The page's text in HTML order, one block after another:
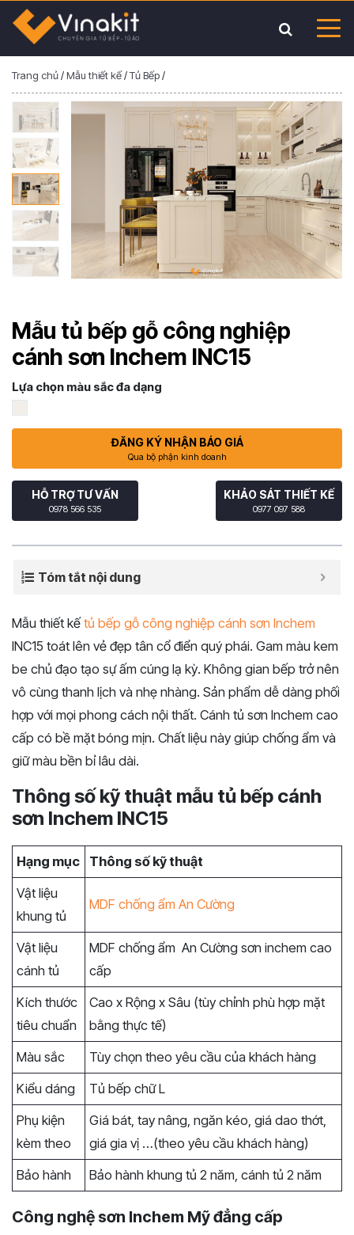
Trang chủ/Mẫu thiết kế/Tủ Bếp/
Mẫu tủ bếp gỗ công nghiệp
cánh sơn Inchem INC15
Lựa chọn màu sắc đa dạng
ĐĂNG KÝ NHẬN BÁO GIÁ
Qua bộ phận kinh doanh
HỖ TRỢ TƯ VẤN
0978 566 535
KHẢO SÁT THIẾT KẾ
0977 097 588
Tóm tắt nội dung
Mẫu thiết kế tủ bếp gỗ công nghiệp cánh sơn Inchem
INC15 toát lên vẻ đẹp tân cổ điển quý phái. Gam màu kem
be chủ đạo tạo sự ấm cúng lạ kỳ. Không gian bếp trở nên
vô cùng thanh lịch và nhẹ nhàng. Sản phẩm dễ dàng phối
hợp với mọi phong cách nội thất. Cánh tủ sơn Inchem cao
cấp có bề mặt bóng mịn. Chất liệu này giúp chống ẩm và
giữ màu bền bỉ lâu dài.
Thông số kỹ thuật mẫu tủ bếp cánh
sơn Inchem INC15
Hạng mục
Thông số kỹ thuật
Vật liệu
khung tủ
MDF chống ẩm An Cường
Vật liệu
cánh tủ
MDF chống ẩm An Cường sơn inchem cao
cấp
Kích thước
tiêu chuẩn
Cao x Rộng x Sâu (tùy chỉnh phù hợp mặt
bằng thực tế)
Màu sắc
Tùy chọn theo yêu cầu của khách hàng
Kiểu dáng
Tủ bếp chữ L
Phụ kiện
kèm theo
Giá bát, tay nâng, ngăn kéo, giá dao thớt,
giá gia vị …(theo yêu cầu khách hàng)
Bảo hành
Bảo hành khung tủ 2 năm, cánh tủ 2 năm
Công nghệ sơn Inchem Mỹ đẳng cấp